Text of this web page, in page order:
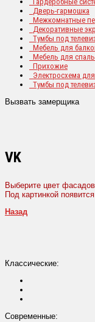
Дверь-гармошка
Межкомнатные
Декоративные
Тумбы под
Мебель для
Мебель для
Прихожие
Электросхема
Тумбы под
Вызвать замерщика
VK
Выберите цвет
Под картинкой
Назад
Классические:
Современные: